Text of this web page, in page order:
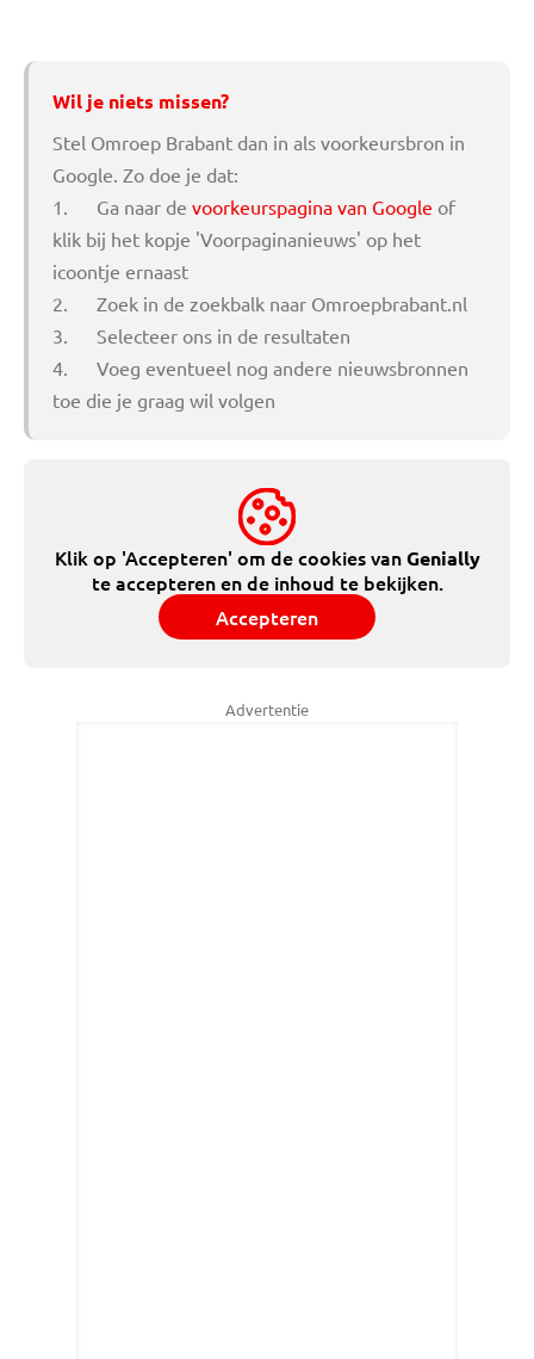
Wil je niets missen?
Stel Omroep Brabant dan in als voorkeursbron in
Google. Zo doe je dat:
1. Ga naar de voorkeurspagina van Google of
klik bij het kopje 'Voorpaginanieuws' op het
icoontje ernaast
2. Zoek in de zoekbalk naar Omroepbrabant.nl
3. Selecteer ons in de resultaten
4. Voeg eventueel nog andere nieuwsbronnen
toe die je graag wil volgen
Klik op 'Accepteren' om de cookies vanGenially
te accepteren en de inhoud te bekijken.
Accepteren
Advertentie